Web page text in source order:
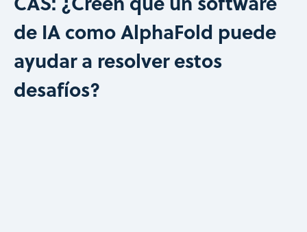
de IA como AlphaFold puede
ayudar a resolver estos
desafíos?